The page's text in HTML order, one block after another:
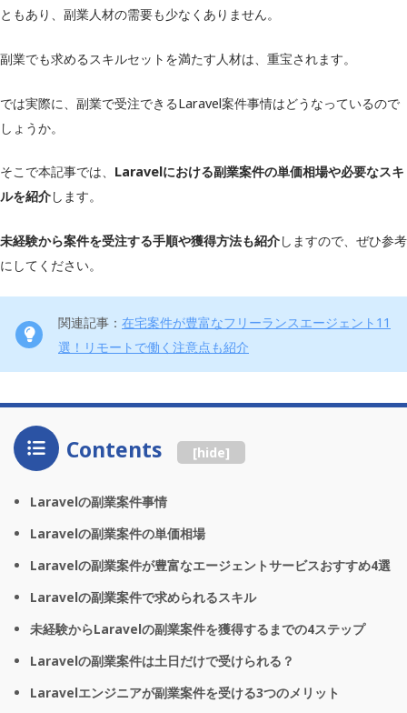
ともあり、副業人材の需要も少なくありません。
副業でも求めるスキルセットを満たす人材は、重宝されます。
では実際に、副業で受注できるLaravel案件事情はどうなっているので
しょうか。
そこで本記事では、 Laravelにおける副業案件の単価相場や必要なスキ
ルを紹介します。
未経験から案件を受注する手順や獲得方法も紹介しますので、ぜひ参考
にしてください。
関連記事： 在宅案件が豊富なフリーランスエージェント11
選！リモートで働く注意点も紹介
Contents [hide]
Laravelの副業案件事情
Laravelの副業案件の単価相場
Laravelの副業案件が豊富なエージェントサービスおすすめ4選
Laravelの副業案件で求められるスキル
未経験からLaravelの副業案件を獲得するまでの4ステップ
Laravelの副業案件は土日だけで受けられる？
Laravelエンジニアが副業案件を受ける3つのメリット